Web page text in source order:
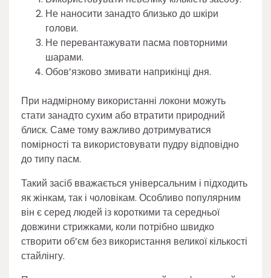
Не наносити занадто близько до шкіри
голови.
Не перевантажувати пасма повторними
шарами.
Обов’язково змивати наприкінці дня.
При надмірному використанні локони можуть
стати занадто сухим або втратити природний
блиск. Саме тому важливо дотримуватися
помірності та використовувати пудру відповідно
до типу пасм.
Такий засіб вважається універсальним і підходить
як жінкам, так і чоловікам. Особливо популярним
він є серед людей із короткими та середньої
довжини стрижками, коли потрібно швидко
створити об’єм без використання великої кількості
стайлінгу.